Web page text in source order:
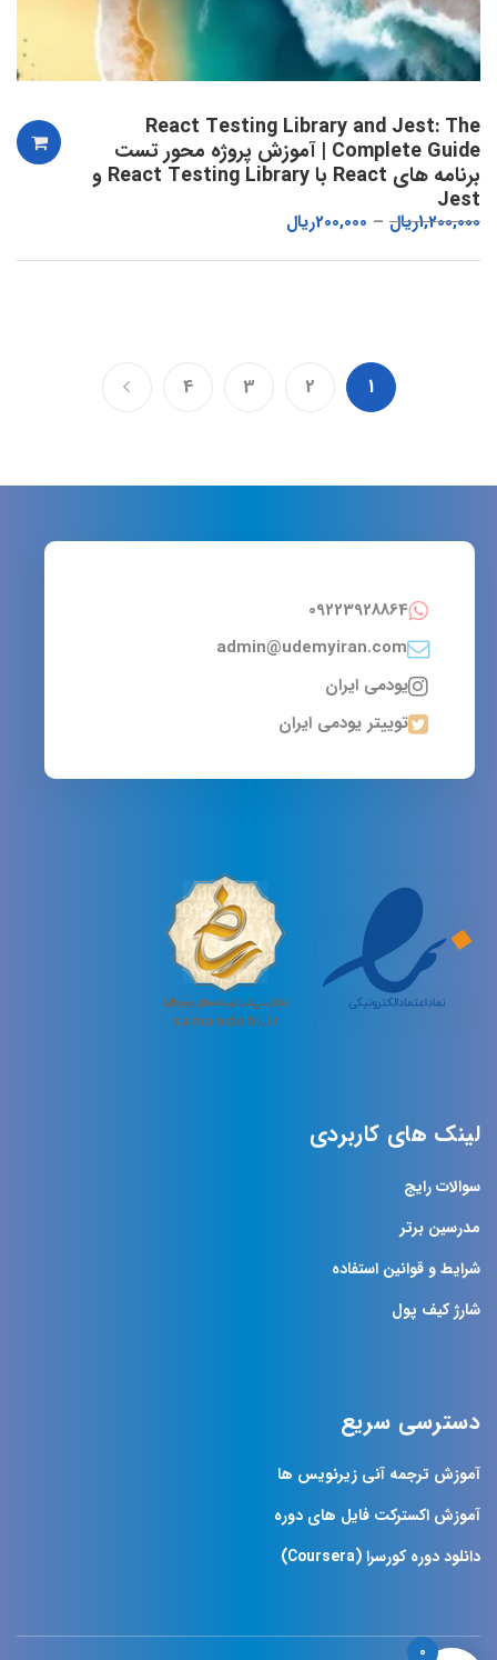
0
React Testing Library and Jest: The
Complete Guide | آموزش پروژه محور تست
برنامه های React با React Testing Library و
Jest
1,200,000ریال 200,000ریال
1
2
3
4
09223928864
admin@udemyiran.com
یودمی ایران
توییتر یودمی ایران
لینک های کاربردی
سوالات رایج
مدرسین برتر
شرایط و قوانین استفاده
شارژ کیف پول
دسترسی سریع
آموزش ترجمه آنی زیرنویس ها
آموزش اکسترکت فایل های دوره
دانلود دوره کورسرا (Coursera)